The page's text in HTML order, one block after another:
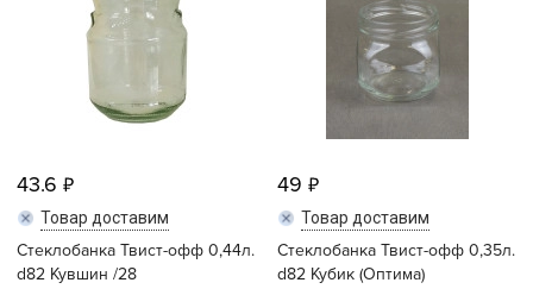
43.6
Товар доставим
Стеклобанка Твист-офф 0,44л.
d82 Кувшин /28
49
Товар доставим
Стеклобанка Твист-офф 0,35л.
d82 Кубик (Оптима)